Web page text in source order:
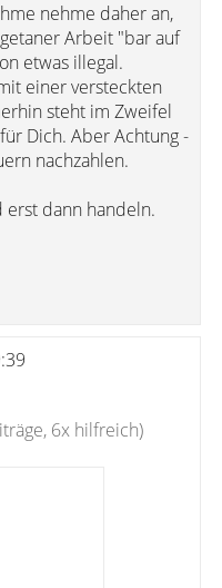
nehme daher an,
Arbeit "bar auf
etwas illegal.
einer versteckten
steht im Zweifel
Dich. Aber Achtung -
nachzahlen.
erst dann handeln.
6x hilfreich)